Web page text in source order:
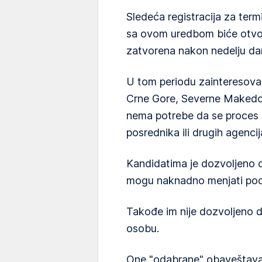
Sledeća registracija za
sa ovom uredbom biće
zatvorena nakon nedelju
U tom periodu
Crne Gore, Severne
nema potrebe da se
posrednika ili drugih
Kandidatima je dozvoljeno
mogu naknadno menjati
Takođe im nije dozvoljeno
osobu.
One "odabrane"